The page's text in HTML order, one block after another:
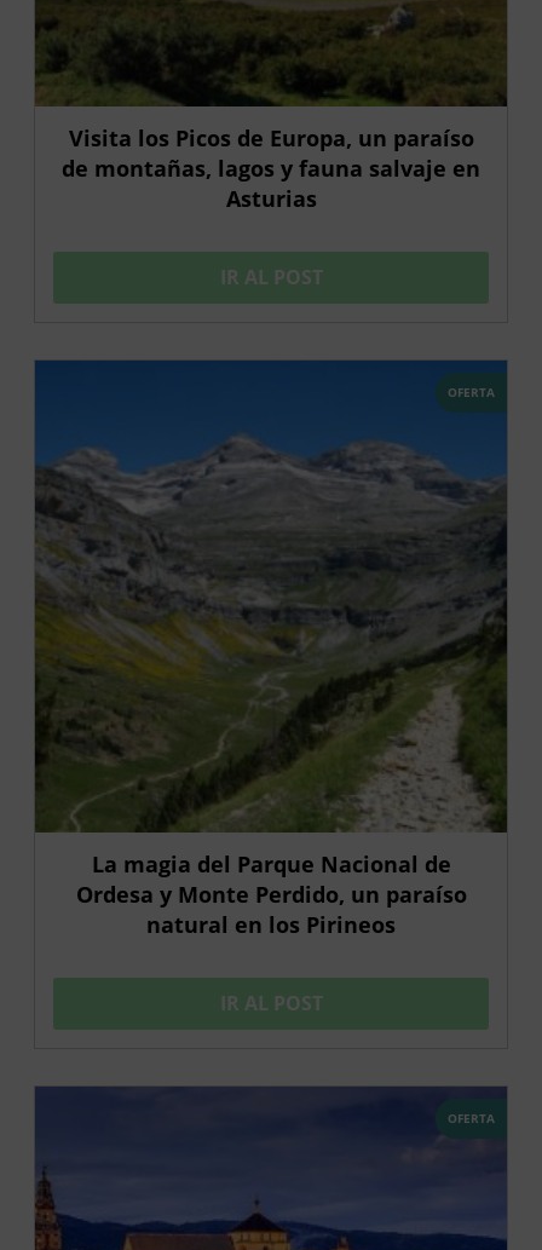
Visita los Picos de Europa, un paraíso
de montañas, lagos y fauna salvaje en
Asturias
IR AL POST
OFERTA
La magia del Parque Nacional de
Ordesa y Monte Perdido, un paraíso
natural en los Pirineos
IR AL POST
OFERTA